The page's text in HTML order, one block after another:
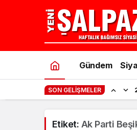
Gündem
SON GELIŞMELER
Etiket: Ak Parti